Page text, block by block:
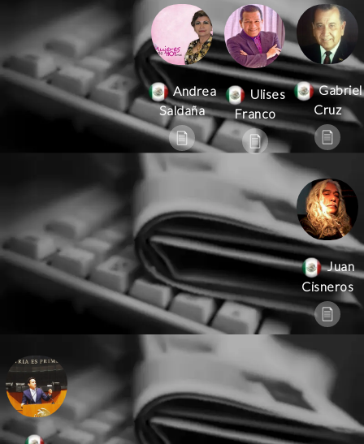
Andrea
Saldaña
Ulises
Franco
Gabriel
Cruz
Juan
Cisneros